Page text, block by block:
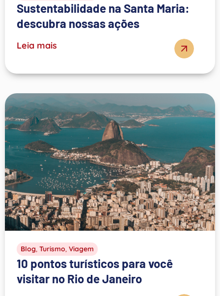
Sustentabilidade na Santa Maria:
descubra nossas ações
Leia mais
Blog Turismo Viagem
10 pontos turísticos para você
visitar no Rio de Janeiro